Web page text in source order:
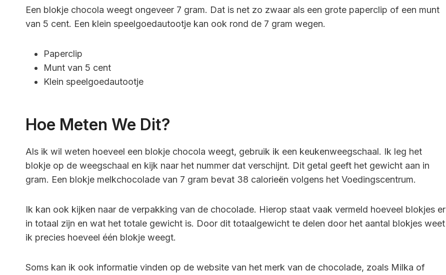
Een blokje chocola weegt ongeveer 7 gram. Dat is net zo zwaar als een grote paperclip of een munt
van 5 cent. Een klein speelgoedautootje kan ook rond de 7 gram wegen.
Paperclip
Munt van 5 cent
Klein speelgoedautootje
Hoe Meten We Dit?
Als ik wil weten hoeveel een blokje chocola weegt, gebruik ik een keukenweegschaal. Ik leg het
blokje op de weegschaal en kijk naar het nummer dat verschijnt. Dit getal geeft het gewicht aan in
gram. Een blokje melkchocolade van 7 gram bevat 38 calorieën volgens het Voedingscentrum.
Ik kan ook kijken naar de verpakking van de chocolade. Hierop staat vaak vermeld hoeveel blokjes er
in totaal zijn en wat het totale gewicht is. Door dit totaalgewicht te delen door het aantal blokjes weet
ik precies hoeveel één blokje weegt.
Soms kan ik ook informatie vinden op de website van het merk van de chocolade, zoals Milka of